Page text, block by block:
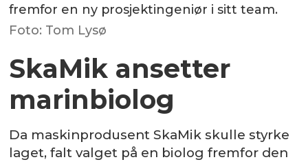
fremfor en ny prosjektingeniør i sitt team.
Foto: Tom Lysø
SkaMik ansetter
marinbiolog
Da maskinprodusent SkaMik skulle styrke
laget, falt valget på en biolog fremfor den